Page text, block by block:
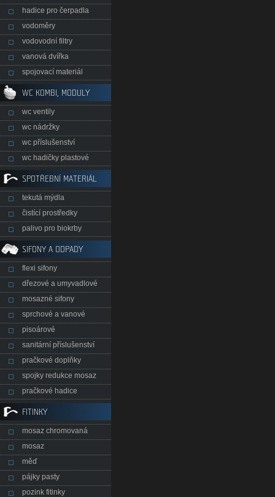
hadice pro čerpadla
vodoměry
vodovodní filtry
vanová dvířka
spojovací materiál
WC KOMBI, MODULY
wc ventily
wc nádržky
wc příslušenství
wc hadičky plastové
SPOTŘEBNÍ MATERIÁL
tekutá mýdla
čistící prostředky
palivo pro biokrby
SIFONY A ODPADY
flexi sifony
dřezové a umyvadlové
mosazné sifony
sprchové a vanové
pisoárové
sanitární příslušenství
pračkové doplňky
spojky redukce mosaz
pračkové hadice
FITINKY
mosaz chromovaná
mosaz
měď
pájky pasty
pozink fitinky